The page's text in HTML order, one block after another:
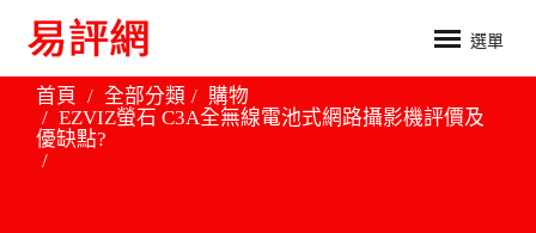
選單
首頁 全部分類
購物
EZVIZ螢石 C3A全無線電池式網路攝影機評價及
優缺點?